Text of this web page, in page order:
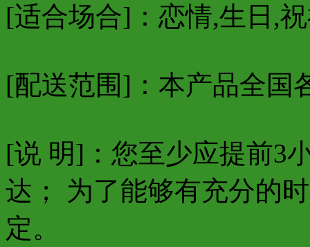
[适合场合]：恋情,生日,
[配送范围]：本产品全国
[说 明]：您至少应提前3
达； 为了能够有充分的
定。